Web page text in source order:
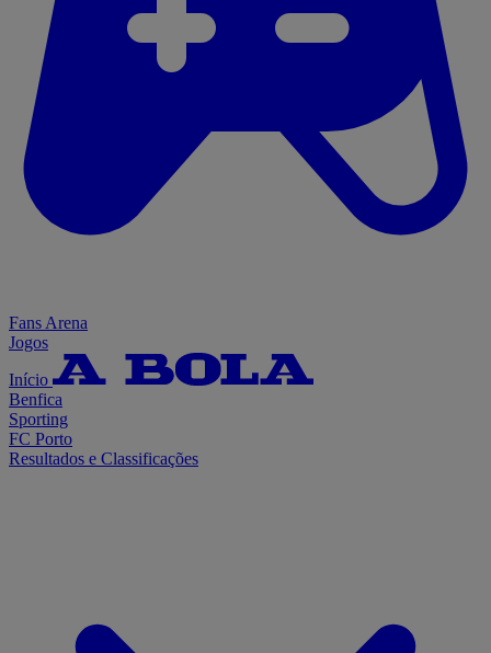
Fans Arena
Jogos
Início
Benfica
Sporting
FC Porto
Resultados e Classificações